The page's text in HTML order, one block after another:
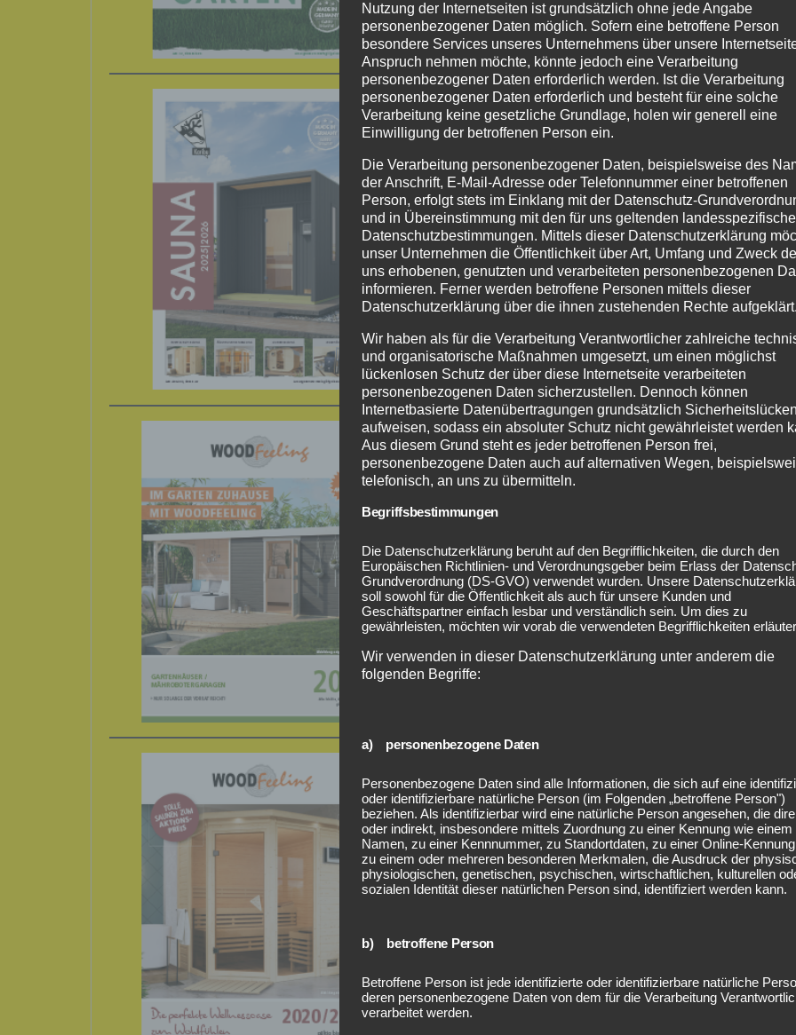
Karibu
Sortiment:
Infarotsauna, Systemsauna, Rundbogensauna,
Außensauna, Saunazubehör, Saunabeleuchtung, Saunaöfen
Woodfeeling
Sortiment:
Gartenhäuser, Blockbohlenhäuser,
Mährobotergaragen
Woodfeeling
Massivholzsauna, Systemsauna, Außensauna, Saunaöfen
Nutzung der Internetseiten ist grundsätzlich ohne jede Angabe
personenbezogener Daten möglich. Sofern eine betroffene Person
besondere Services unseres Unternehmens über unsere
Anspruch nehmen möchte, könnte jedoch eine Verarbeitung
personenbezogener Daten erforderlich werden. Ist die Verarbeitung
personenbezogener Daten erforderlich und besteht für eine solche
Verarbeitung keine gesetzliche Grundlage, holen wir generell eine
Einwilligung der betroffenen Person ein.
Die Verarbeitung personenbezogener Daten, beispielsweise des
der Anschrift, E-Mail-Adresse oder Telefonnummer einer betroffenen
Person, erfolgt stets im Einklang mit der Datenschutz-
und in Übereinstimmung mit den für uns geltenden
Datenschutzbestimmungen. Mittels dieser Datenschutzerklärung
unser Unternehmen die Öffentlichkeit über Art, Umfang und Zweck
uns erhobenen, genutzten und verarbeiteten personenbezogenen
informieren. Ferner werden betroffene Personen mittels dieser
Datenschutzerklärung über die ihnen zustehenden Rechte aufgeklärt.
Wir haben als für die Verarbeitung Verantwortlicher zahlreiche
und organisatorische Maßnahmen umgesetzt, um einen möglichst
lückenlosen Schutz der über diese Internetseite verarbeiteten
personenbezogenen Daten sicherzustellen. Dennoch können
Internetbasierte Datenübertragungen grundsätzlich Sicherheitslücken
aufweisen, sodass ein absoluter Schutz nicht gewährleistet werden
Aus diesem Grund steht es jeder betroffenen Person frei,
personenbezogene Daten auch auf alternativen Wegen,
telefonisch, an uns zu übermitteln.
Begriffsbestimmungen
Die Datenschutzerklärung beruht auf den Begrifflichkeiten, die durch den
Europäischen Richtlinien- und Verordnungsgeber beim Erlass der
Grundverordnung (DS-GVO) verwendet wurden. Unsere
soll sowohl für die Öffentlichkeit als auch für unsere Kunden und
Geschäftspartner einfach lesbar und verständlich sein. Um dies zu
gewährleisten, möchten wir vorab die verwendeten Begrifflichkeiten
Wir verwenden in dieser Datenschutzerklärung unter anderem die
folgenden Begriffe:
a) personenbezogene Daten
Personenbezogene Daten sind alle Informationen, die sich auf eine
oder identifizierbare natürliche Person (im Folgenden „betroffene Person")
beziehen. Als identifizierbar wird eine natürliche Person angesehen, die
oder indirekt, insbesondere mittels Zuordnung zu einer Kennung wie einem
Namen, zu einer Kennnummer, zu Standortdaten, zu einer Online-
zu einem oder mehreren besonderen Merkmalen, die Ausdruck der
physiologischen, genetischen, psychischen, wirtschaftlichen, kulturellen
sozialen Identität dieser natürlichen Person sind, identifiziert werden kann.
b) betroffene Person
Betroffene Person ist jede identifizierte oder identifizierbare natürliche
deren personenbezogene Daten von dem für die Verarbeitung
verarbeitet werden.